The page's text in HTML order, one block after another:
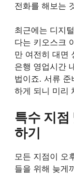
전화를 해보는
최근에는 디지
다는 키오스크
만 여전히 대면
은행 영업시간
법이죠. 서류 준
하게 되니 미리
특수 지점
하기
모든 지점이 오
들을 위해 늦게